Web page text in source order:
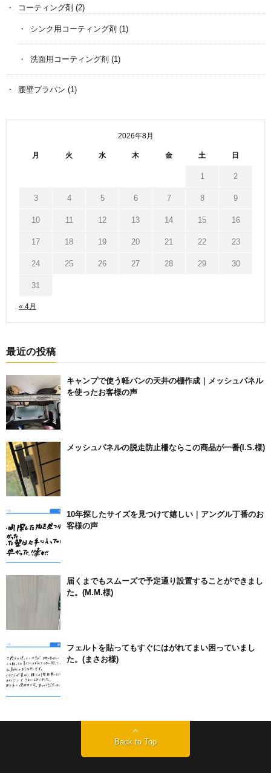
コーティング剤 (2)
シンク用コーティング剤 (1)
洗面用コーティング剤 (1)
腰壁プラパン (1)
2026年8月
月 火 水 木 金 土 日
« 4月
1 2
3 4 5 6 7 8 9
10 11 12 13 14 15 16
17 18 19 20 21 22 23
24 25 26 27 28 29 30
31
最近の投稿
キャンプで使う軽バンの天井の棚作成｜メッシュパネル
を使ったお客様の声
メッシュパネルの脱走防止柵ならこの商品が一番(I.S.様)
10年探したサイズを見つけて嬉しい｜アングル丁番のお
客様の声
届くまでもスムーズで予定通り設置することができまし
た。(M.M.様)
フェルトを貼ってもすぐにはがれてまい困っていまし
た。(まさお様)
Back to Top